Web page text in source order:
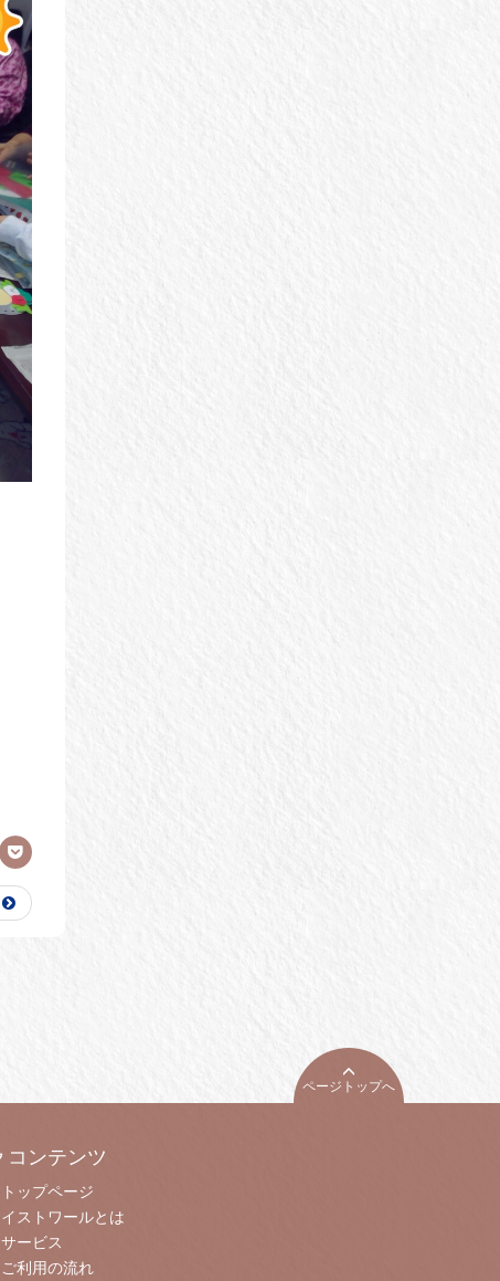
ページトップへ
コンテンツ
トップページ
イストワールとは
サービス
ご利用の流れ